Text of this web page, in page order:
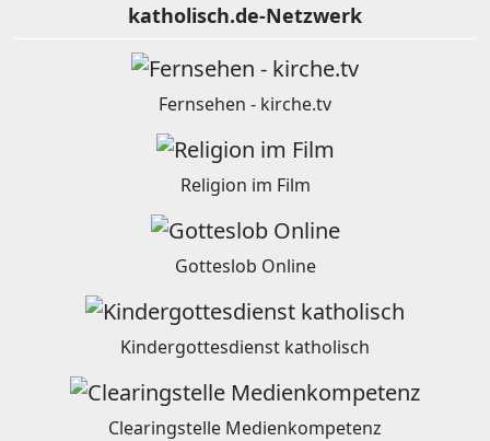
katholisch.de-Netzwerk
Fernsehen - kirche.tv
Religion im Film
Gotteslob Online
Kindergottesdienst katholisch
Clearingstelle Medienkompetenz